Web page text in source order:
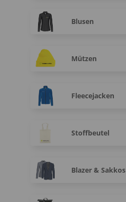
Blusen
Mützen
Fleecejacken
Stoffbeutel
Blazer & Sakkos